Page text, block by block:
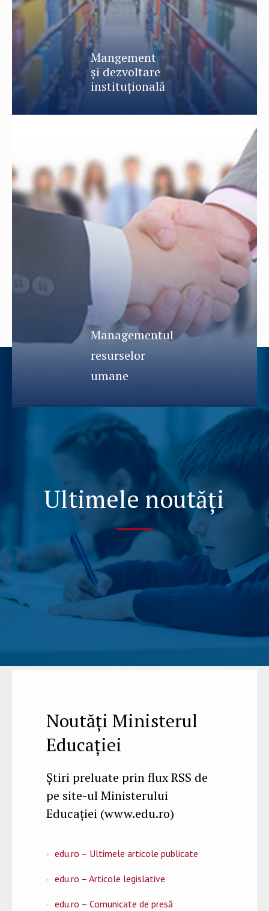
Mangement
şi dezvoltare
instituţională
Managementul
resurselor
umane
Ultimele noutăți
Noutăţi Ministerul
Educației
Ştiri preluate prin flux RSS de
pe site-ul Ministerului
Educaţiei (www.edu.ro)
edu.ro – Ultimele articole publicate
edu.ro – Articole legislative
edu.ro – Comunicate de presă